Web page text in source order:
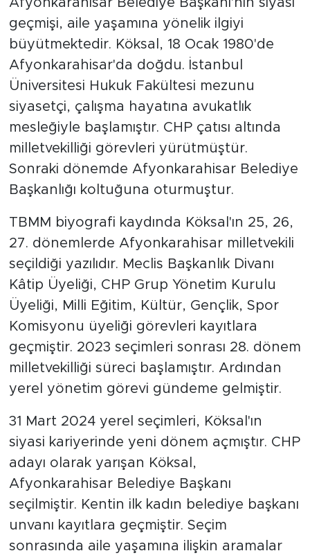
Afyonkarahisar Belediye Başkanı'nın siyasi
geçmişi, aile yaşamına yönelik ilgiyi
büyütmektedir. Köksal, 18 Ocak 1980'de
Afyonkarahisar'da doğdu. İstanbul
Üniversitesi Hukuk Fakültesi mezunu
siyasetçi, çalışma hayatına avukatlık
mesleğiyle başlamıştır. CHP çatısı altında
milletvekilliği görevleri yürütmüştür.
Sonraki dönemde Afyonkarahisar Belediye
Başkanlığı koltuğuna oturmuştur.
TBMM biyografi kaydında Köksal'ın 25, 26,
27. dönemlerde Afyonkarahisar milletvekili
seçildiği yazılıdır. Meclis Başkanlık Divanı
Kâtip Üyeliği, CHP Grup Yönetim Kurulu
Üyeliği, Milli Eğitim, Kültür, Gençlik, Spor
Komisyonu üyeliği görevleri kayıtlara
geçmiştir. 2023 seçimleri sonrası 28. dönem
milletvekilliği süreci başlamıştır. Ardından
yerel yönetim görevi gündeme gelmiştir.
31 Mart 2024 yerel seçimleri, Köksal'ın
siyasi kariyerinde yeni dönem açmıştır. CHP
adayı olarak yarışan Köksal,
Afyonkarahisar Belediye Başkanı
seçilmiştir. Kentin ilk kadın belediye başkanı
unvanı kayıtlara geçmiştir. Seçim
sonrasında aile yaşamına ilişkin aramalar